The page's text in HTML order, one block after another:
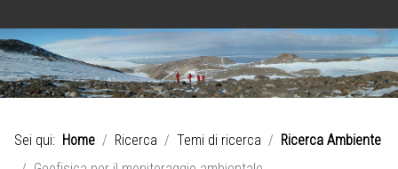
Sei qui: Home Ricerca Temi di ricerca
Ricerca Ambiente